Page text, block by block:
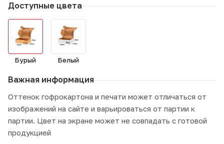
Доступные цвета
Бурый Белый
Важная информация
Оттенок гофрокартона и печати может отличаться от
изображений на сайте и варьироваться от партии к
партии. Цвет на экране может не совпадать с готовой
продукцией